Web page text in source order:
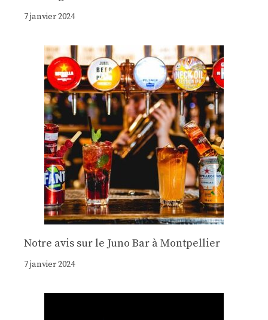
7 janvier 2024
Notre avis sur le Juno Bar à Montpellier
7 janvier 2024